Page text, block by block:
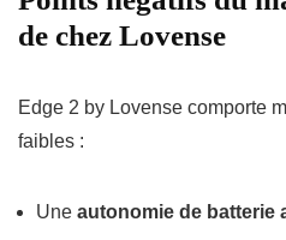
de chez Lovense
Edge 2 by Lovense comporte
faibles :
Une autonomie de batterie